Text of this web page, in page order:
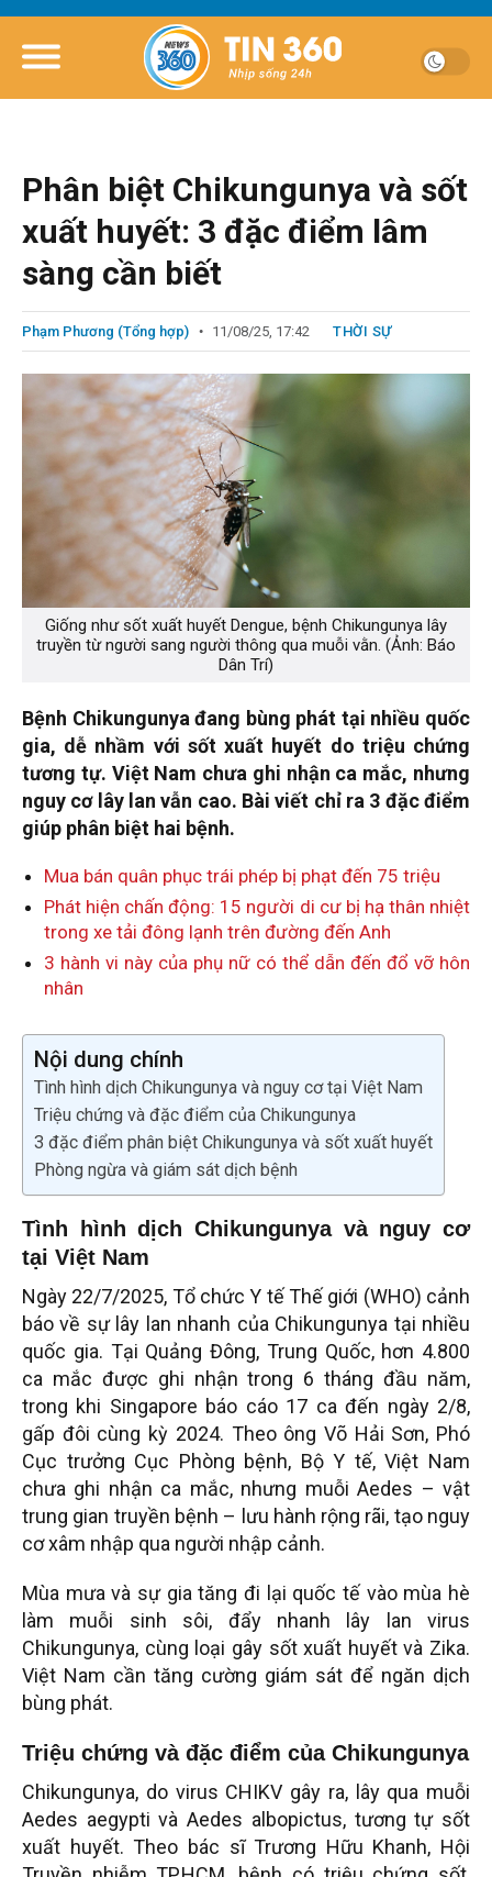
Phân biệt Chikungunya và sốt
xuất huyết: 3 đặc điểm lâm
sàng cần biết
Phạm Phương (Tổng hợp) 11/08/25, 17:42 THỜI SỰ
Giống như sốt xuất huyết Dengue, bệnh Chikungunya lây
truyền từ người sang người thông qua muỗi vằn. (Ảnh: Báo
Dân Trí)
Bệnh Chikungunya đang bùng phát tại nhiều quốc
gia, dễ nhầm với sốt xuất huyết do triệu chứng
tương tự. Việt Nam chưa ghi nhận ca mắc, nhưng
nguy cơ lây lan vẫn cao. Bài viết chỉ ra 3 đặc điểm
giúp phân biệt hai bệnh.
Mua bán quân phục trái phép bị phạt đến 75 triệu
Phát hiện chấn động: 15 người di cư bị hạ thân nhiệt
trong xe tải đông lạnh trên đường đến Anh
3 hành vi này của phụ nữ có thể dẫn đến đổ vỡ hôn
nhân
Nội dung chính
Tình hình dịch Chikungunya và nguy cơ tại Việt Nam
Triệu chứng và đặc điểm của Chikungunya
3 đặc điểm phân biệt Chikungunya và sốt xuất huyết
Phòng ngừa và giám sát dịch bệnh
Tình hình dịch Chikungunya và nguy cơ
tại Việt Nam
Ngày 22/7/2025, Tổ chức Y tế Thế giới (WHO) cảnh
báo về sự lây lan nhanh của Chikungunya tại nhiều
quốc gia. Tại Quảng Đông, Trung Quốc, hơn 4.800
ca mắc được ghi nhận trong 6 tháng đầu năm,
trong khi Singapore báo cáo 17 ca đến ngày 2/8,
gấp đôi cùng kỳ 2024. Theo ông Võ Hải Sơn, Phó
Cục trưởng Cục Phòng bệnh, Bộ Y tế, Việt Nam
chưa ghi nhận ca mắc, nhưng muỗi Aedes – vật
trung gian truyền bệnh – lưu hành rộng rãi, tạo nguy
cơ xâm nhập qua người nhập cảnh.
Mùa mưa và sự gia tăng đi lại quốc tế vào mùa hè
làm muỗi sinh sôi, đẩy nhanh lây lan virus
Chikungunya, cùng loại gây sốt xuất huyết và Zika.
Việt Nam cần tăng cường giám sát để ngăn dịch
bùng phát.
Triệu chứng và đặc điểm của Chikungunya
Chikungunya, do virus CHIKV gây ra, lây qua muỗi
Aedes aegypti và Aedes albopictus, tương tự sốt
xuất huyết. Theo bác sĩ Trương Hữu Khanh, Hội